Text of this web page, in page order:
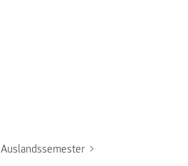
Auslandssemester